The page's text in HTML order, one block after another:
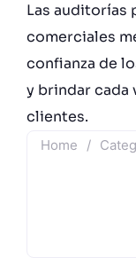
Las auditorías
comerciales
confianza de
y brindar cada
clientes.
Home /